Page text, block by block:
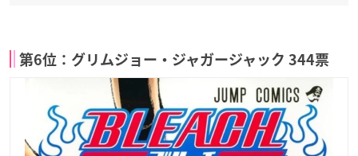
第6位：グリムジョー・ジャガージャック 344票